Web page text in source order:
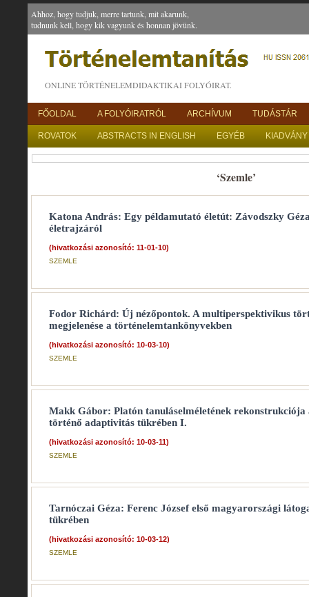
Ahhoz, hogy tudjuk, merre tartunk, mit akarunk,
tudnunk kell, hogy kik vagyunk és honnan jövünk.
ONLINE TÖRTÉNELEMDIDAKTIKAI FOLYÓIRAT.
FŐOLDAL A FOLYÓIRATRÓL ARCHÍVUM TUDÁSTÁR
ROVATOK ABSTRACTS IN ENGLISH EGYÉB
‘Szemle’
Katona András: Egy példamutató életút: Závodszky
életrajzáról
(hivatkozási azonosító: 11-01-10)
SZEMLE
Fodor Richárd: Új nézőpontok. A multiperspektivikus
megjelenése a történelemtankönyvekben
(hivatkozási azonosító: 10-03-10)
SZEMLE
Makk Gábor: Platón tanuláselméletének rekonstrukciója
történő adaptivitás tükrében I.
(hivatkozási azonosító: 10-03-11)
SZEMLE
Tarnóczai Géza: Ferenc József első magyarországi
tükrében
(hivatkozási azonosító: 10-03-12)
SZEMLE